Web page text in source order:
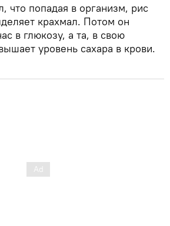
что попадая в организм, рис
крахмал. Потом он
в глюкозу, а та, в свою
уровень сахара в крови.